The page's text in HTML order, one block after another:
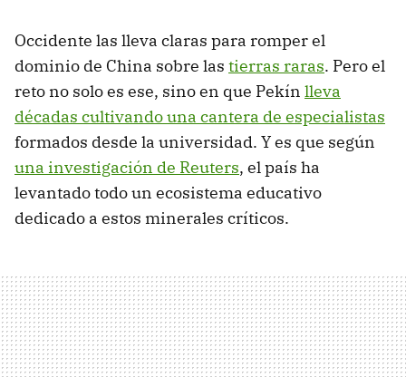
Occidente las lleva claras para romper el
dominio de China sobre las tierras raras. Pero el
reto no solo es ese, sino en que Pekín lleva
décadas cultivando una cantera de especialistas
formados desde la universidad. Y es que según
una investigación de Reuters, el país ha
levantado todo un ecosistema educativo
dedicado a estos minerales críticos.